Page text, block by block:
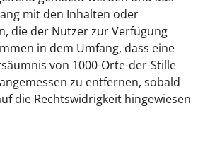
mit den Inhalten oder
die der Nutzer zur Verfügung
in dem Umfang, dass eine
von 1000-Orte-der-Stille
zu entfernen, sobald
die Rechtswidrigkeit hingewiesen